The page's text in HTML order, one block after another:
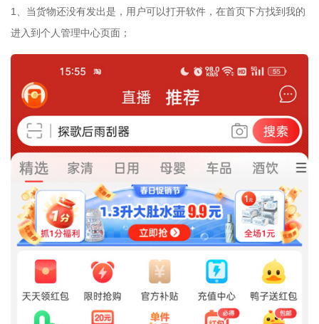
1、当货物还没有发出是，用户可以打开软件，在首页下方找到我的
进入到个人管理中心页面；